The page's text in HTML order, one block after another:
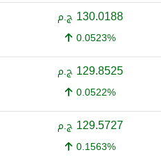
130.0188 ج.م
0.0523%
129.8525 ج.م
0.0522%
129.5727 ج.م
0.1563%